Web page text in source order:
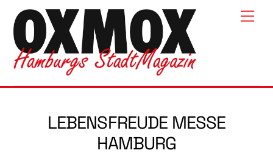
content
LEBENSFREUDE MESSE
HAMBURG